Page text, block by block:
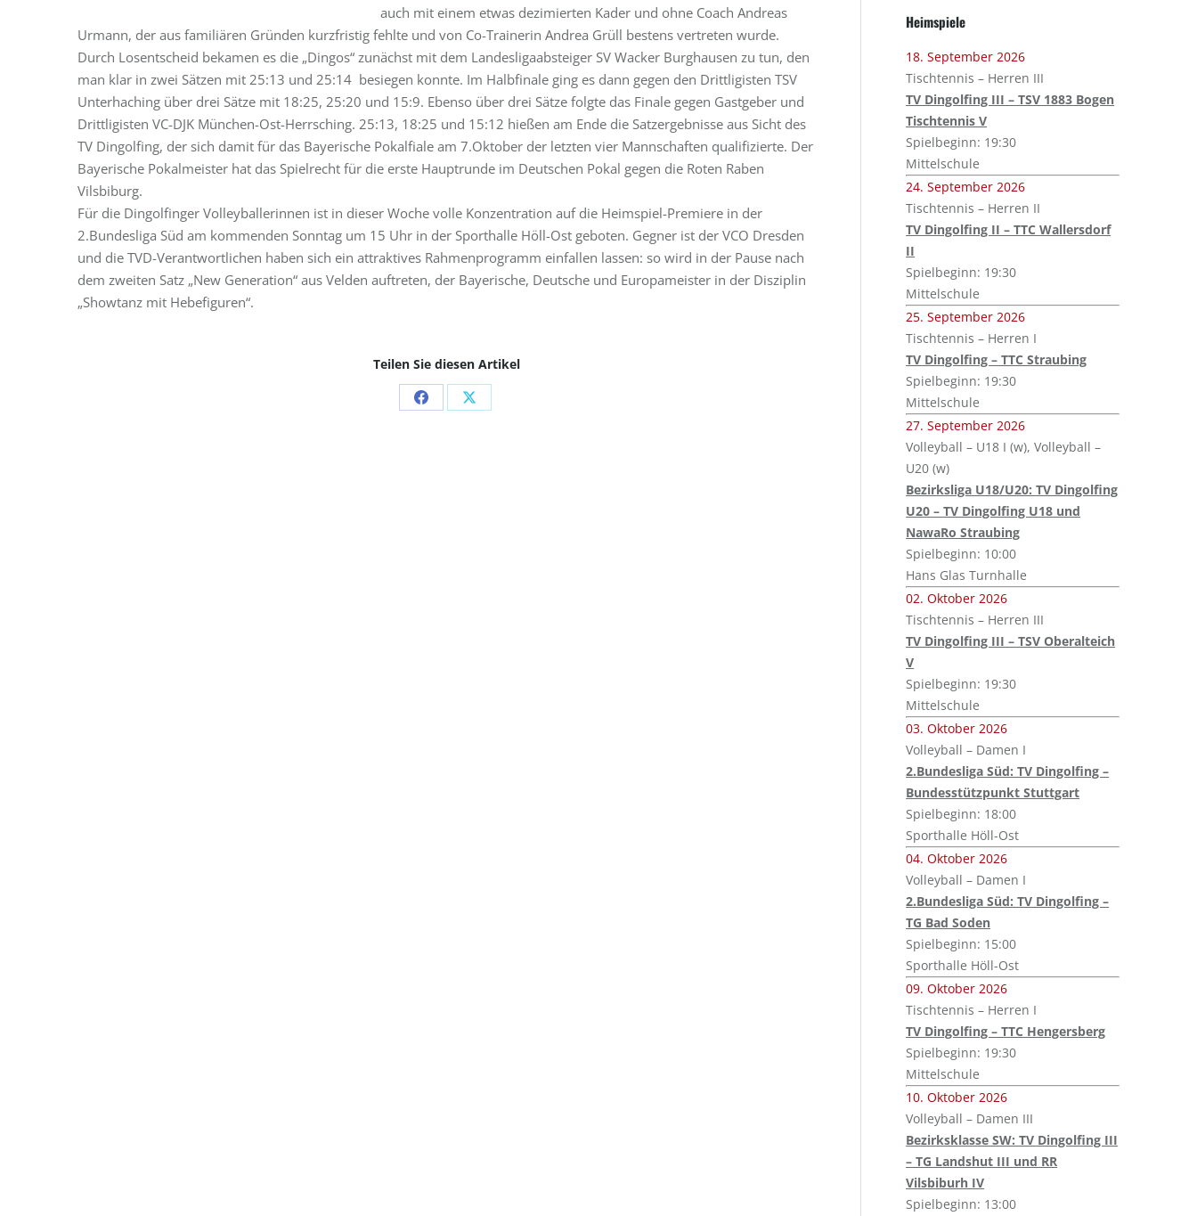
auch mit einem etwas dezimierten Kader und ohne Coach Andreas
Urmann, der aus familiären Gründen kurzfristig fehlte und von Co-Trainerin Andrea Grüll bestens vertreten wurde.
Durch Losentscheid bekamen es die „Dingos“ zunächst mit dem Landesligaabsteiger SV Wacker Burghausen zu tun, den
man klar in zwei Sätzen mit 25:13 und 25:14 besiegen konnte. Im Halbfinale ging es dann gegen den Drittligisten TSV
Unterhaching über drei Sätze mit 18:25, 25:20 und 15:9. Ebenso über drei Sätze folgte das Finale gegen Gastgeber und
Drittligisten VC-DJK München-Ost-Herrsching. 25:13, 18:25 und 15:12 hießen am Ende die Satzergebnisse aus Sicht des
TV Dingolfing, der sich damit für das Bayerische Pokalfiale am 7.Oktober der letzten vier Mannschaften qualifizierte. Der
Bayerische Pokalmeister hat das Spielrecht für die erste Hauptrunde im Deutschen Pokal gegen die Roten Raben
Vilsbiburg.
Für die Dingolfinger Volleyballerinnen ist in dieser Woche volle Konzentration auf die Heimspiel-Premiere in der
2.Bundesliga Süd am kommenden Sonntag um 15 Uhr in der Sporthalle Höll-Ost geboten. Gegner ist der VCO Dresden
und die TVD-Verantwortlichen haben sich ein attraktives Rahmenprogramm einfallen lassen: so wird in der Pause nach
dem zweiten Satz „New Generation“ aus Velden auftreten, der Bayerische, Deutsche und Europameister in der Disziplin
„Showtanz mit Hebefiguren“.
Teilen Sie diesen Artikel
Share Share
Heimspiele
18. September 2026
Tischtennis – Herren III
TV Dingolfing III – TSV 1883 Bogen
Tischtennis V
Spielbeginn: 19:30
Mittelschule
24. September 2026
Tischtennis – Herren II
TV Dingolfing II – TTC Wallersdorf
II
Spielbeginn: 19:30
Mittelschule
25. September 2026
Tischtennis – Herren I
TV Dingolfing – TTC Straubing
Spielbeginn: 19:30
Mittelschule
27. September 2026
Volleyball – U18 I (w), Volleyball –
U20 (w)
Bezirksliga U18/U20: TV Dingolfing
U20 – TV Dingolfing U18 und
NawaRo Straubing
Spielbeginn: 10:00
Hans Glas Turnhalle
02. Oktober 2026
Tischtennis – Herren III
TV Dingolfing III – TSV Oberalteich
V
Spielbeginn: 19:30
Mittelschule
03. Oktober 2026
Volleyball – Damen I
2.Bundesliga Süd: TV Dingolfing –
Bundesstützpunkt Stuttgart
Spielbeginn: 18:00
Sporthalle Höll-Ost
04. Oktober 2026
Volleyball – Damen I
2.Bundesliga Süd: TV Dingolfing –
TG Bad Soden
Spielbeginn: 15:00
Sporthalle Höll-Ost
09. Oktober 2026
Tischtennis – Herren I
TV Dingolfing – TTC Hengersberg
Spielbeginn: 19:30
Mittelschule
10. Oktober 2026
Volleyball – Damen III
Bezirksklasse SW: TV Dingolfing III
– TG Landshut III und RR
Vilsbiburh IV
Spielbeginn: 13:00